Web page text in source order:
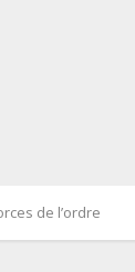
de l’ordre